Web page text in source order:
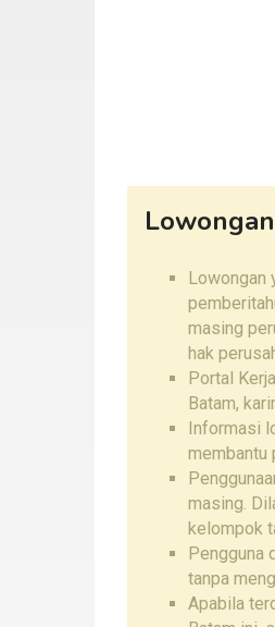
Lowongan
masing
hak
Portal
Batam,
Informasi
membantu
masing.
kelompok
Pengguna
tanpa
Apabila